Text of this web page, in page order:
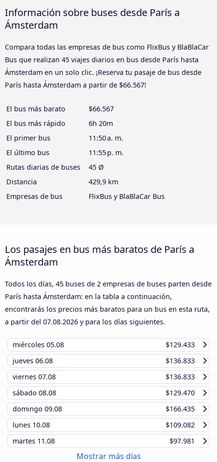
Información sobre buses desde París a
Ámsterdam
Compara todas las empresas de bus como FlixBus y BlaBlaCar
Bus que realizan 45 viajes diarios en bus desde París hasta
Ámsterdam en un solo clic. ¡Reserva tu pasaje de bus desde
París hasta Ámsterdam a partir de $66.567!
El bus más barato
$66.567
El bus más rápido
6h 20m
El primer bus
11:50 a. m.
El último bus
11:55 p. m.
Rutas diarias de buses
45 Ø
Distancia
429,9 km
Empresas de bus
FlixBus y BlaBlaCar Bus
Los pasajes en bus más baratos de París a
Ámsterdam
Todos los días, 45 buses de 2 empresas de buses parten desde
París hasta Ámsterdam: en la tabla a continuación,
encontrarás los precios más baratos para un bus en esta ruta,
a partir del 07.08.2026 y para los días siguientes.
miércoles 05.08
$129.433
jueves 06.08
$136.833
viernes 07.08
$136.833
sábado 08.08
$129.470
domingo 09.08
$166.435
lunes 10.08
$109.082
martes 11.08 $97.981
Mostrar más días